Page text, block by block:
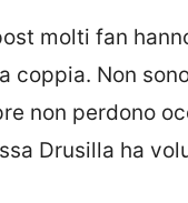
molti fan
coppia. Non
non perdono
Drusilla ha